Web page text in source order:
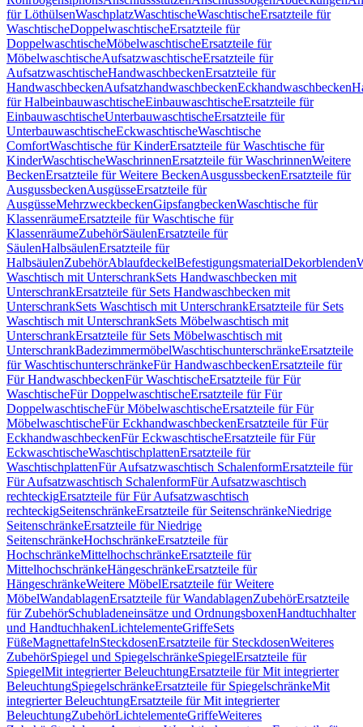
für LöthülsenWaschplatzWaschtischeWaschtischeErsatzteile für
WaschtischeDoppelwaschtischeErsatzteile für
DoppelwaschtischeMöbelwaschtischeErsatzteile für
MöbelwaschtischeAufsatzwaschtischeErsatzteile für
AufsatzwaschtischeHandwaschbeckenErsatzteile für
HandwaschbeckenAufsatzhandwaschbeckenEckhandwaschbecken
für HalbeinbauwaschtischeEinbauwaschtischeErsatzteile für
EinbauwaschtischeUnterbauwaschtischeErsatzteile für
UnterbauwaschtischeEckwaschtischeWaschtische
ComfortWaschtische für KinderErsatzteile für Waschtische für
KinderWaschtischeWaschrinnenErsatzteile für WaschrinnenWeitere
BeckenErsatzteile für Weitere BeckenAusgussbeckenErsatzteile für
AusgussbeckenAusgüsseErsatzteile für
AusgüsseMehrzweckbeckenGipsfangbeckenWaschtische für
KlassenräumeErsatzteile für Waschtische für
KlassenräumeZubehörSäulenErsatzteile für
SäulenHalbsäulenErsatzteile für
HalbsäulenZubehörAblaufdeckelBefestigungsmaterialDekorblenden
Waschtisch mit UnterschrankSets Handwaschbecken mit
UnterschrankErsatzteile für Sets Handwaschbecken mit
UnterschrankSets Waschtisch mit UnterschrankErsatzteile für Sets
Waschtisch mit UnterschrankSets Möbelwaschtisch mit
UnterschrankErsatzteile für Sets Möbelwaschtisch mit
UnterschrankBadezimmermöbelWaschtischunterschränkeErsatzteile
für WaschtischunterschränkeFür HandwaschbeckenErsatzteile für
Für HandwaschbeckenFür WaschtischeErsatzteile für Für
WaschtischeFür DoppelwaschtischeErsatzteile für Für
DoppelwaschtischeFür MöbelwaschtischeErsatzteile für Für
MöbelwaschtischeFür EckhandwaschbeckenErsatzteile für Für
EckhandwaschbeckenFür EckwaschtischeErsatzteile für Für
EckwaschtischeWaschtischplattenErsatzteile für
WaschtischplattenFür Aufsatzwaschtisch SchalenformErsatzteile für
Für Aufsatzwaschtisch SchalenformFür Aufsatzwaschtisch
rechteckigErsatzteile für Für Aufsatzwaschtisch
rechteckigSeitenschränkeErsatzteile für SeitenschränkeNiedrige
SeitenschränkeErsatzteile für Niedrige
SeitenschränkeHochschränkeErsatzteile für
HochschränkeMittelhochschränkeErsatzteile für
MittelhochschränkeHängeschränkeErsatzteile für
HängeschränkeWeitere MöbelErsatzteile für Weitere
MöbelWandablagenErsatzteile für WandablagenZubehörErsatzteile
für ZubehörSchubladeneinsätze und OrdnungsboxenHandtuchhalter
und HandtuchhakenLichtelementeGriffeSets
FüßeMagnettafelnSteckdosenErsatzteile für SteckdosenWeiteres
ZubehörSpiegel und SpiegelschränkeSpiegelErsatzteile für
SpiegelMit integrierter BeleuchtungErsatzteile für Mit integrierter
BeleuchtungSpiegelschränkeErsatzteile für SpiegelschränkeMit
integrierter BeleuchtungErsatzteile für Mit integrierter
BeleuchtungZubehörLichtelementeGriffeWeiteres